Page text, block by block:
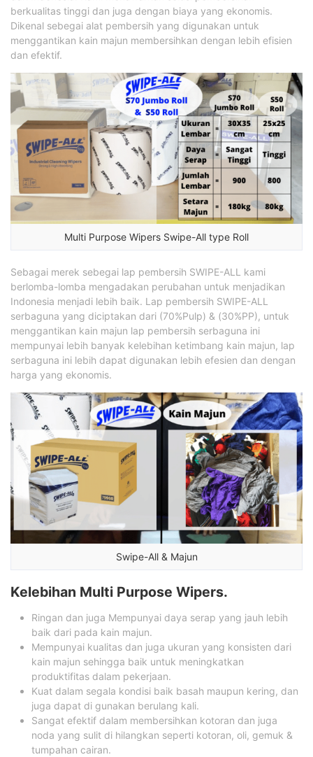
berkualitas tinggi dan juga dengan biaya yang ekonomis.
Dikenal sebegai alat pembersih yang digunakan untuk
menggantikan kain majun membersihkan dengan lebih efisien
dan efektif.
Multi Purpose Wipers Swipe-All type Roll
Sebagai merek sebegai lap pembersih SWIPE-ALL kami
berlomba-lomba mengadakan perubahan untuk menjadikan
Indonesia menjadi lebih baik. Lap pembersih SWIPE-ALL
serbaguna yang diciptakan dari (70%Pulp) & (30%PP), untuk
menggantikan kain majun lap pembersih serbaguna ini
mempunyai lebih banyak kelebihan ketimbang kain majun, lap
serbaguna ini lebih dapat digunakan lebih efesien dan dengan
harga yang ekonomis.
Swipe-All & Majun
Kelebihan Multi Purpose Wipers.
Ringan dan juga Mempunyai daya serap yang jauh lebih
baik dari pada kain majun.
Mempunyai kualitas dan juga ukuran yang konsisten dari
kain majun sehingga baik untuk meningkatkan
produktifitas dalam pekerjaan.
Kuat dalam segala kondisi baik basah maupun kering, dan
juga dapat di gunakan berulang kali.
Sangat efektif dalam membersihkan kotoran dan juga
noda yang sulit di hilangkan seperti kotoran, oli, gemuk &
tumpahan cairan.